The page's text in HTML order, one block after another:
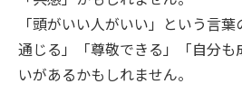
「頭がいい人がいい」という言
通じる」「尊敬できる」「自分
いがあるかもしれません。